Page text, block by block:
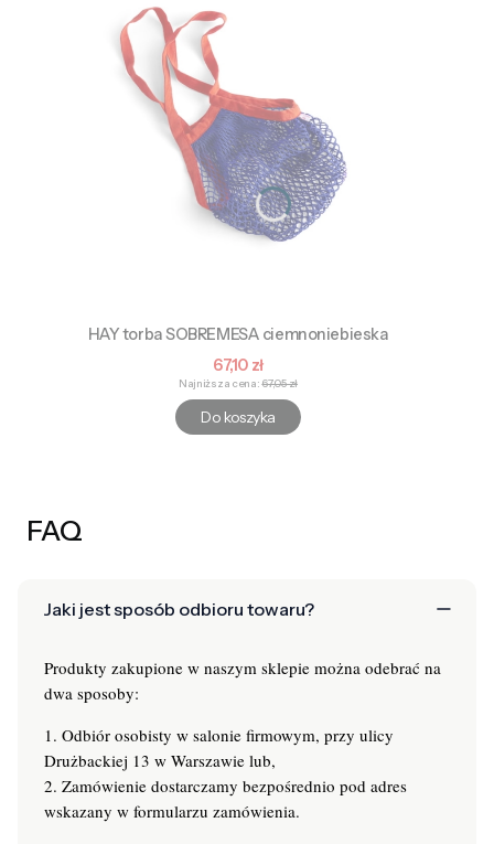
HAY torba SOBREMESA ciemnoniebieska
Cena promocyjna
67,10 zł
Najniższa cena: 67,05 zł
Do koszyka
FAQ
Jaki jest sposób odbioru towaru?
Produkty zakupione w naszym sklepie można odebrać na
dwa sposoby:
1. Odbiór osobisty w salonie firmowym, przy ulicy
Drużbackiej 13 w Warszawie lub,
2. Zamówienie dostarczamy bezpośrednio pod adres
wskazany w formularzu zamówienia.